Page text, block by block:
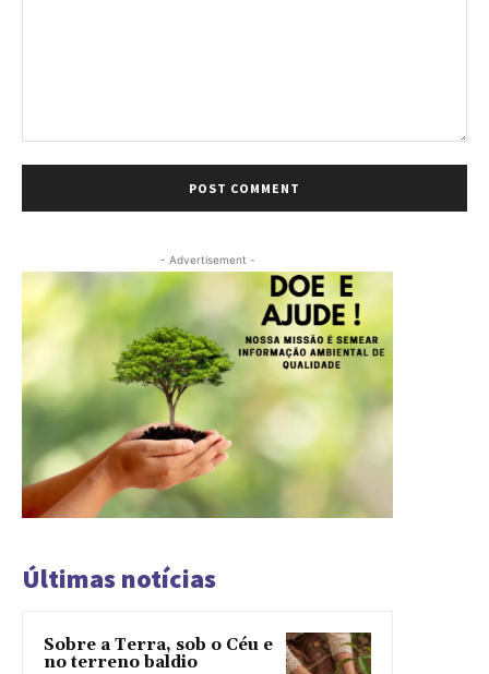
- Advertisement -
Últimas notícias
Sobre a Terra, sob o Céu e
no terreno baldio